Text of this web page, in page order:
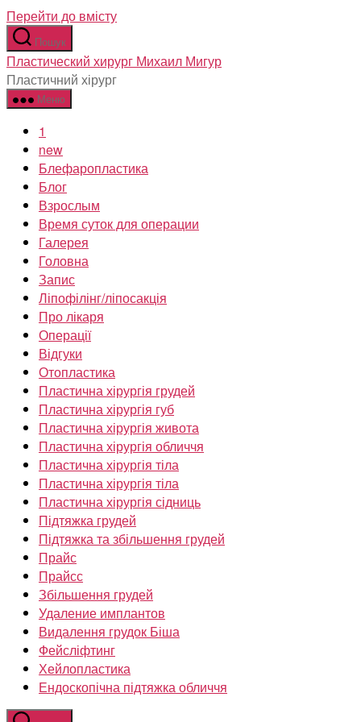
Перейти до вмісту
Пошук
Пластический хирург Михаил Мигур
Пластичний хірург
Меню
1
new
Блефаропластика
Блог
Взрослым
Время суток для операции
Галерея
Головна
Запис
Ліпофілінг/ліпосакція
Про лікаря
Операції
Відгуки
Отопластика
Пластична хірургія грудей
Пластична хірургія губ
Пластична хірургія живота
Пластична хірургія обличчя
Пластична хірургія тіла
Пластична хірургія тіла
Пластична хірургія сідниць
Підтяжка грудей
Підтяжка та збільшення грудей
Прайс
Прайсс
Збільшення грудей
Удаление имплантов
Видалення грудок Біша
Фейсліфтинг
Хейлопластика
Ендоскопічна підтяжка обличчя